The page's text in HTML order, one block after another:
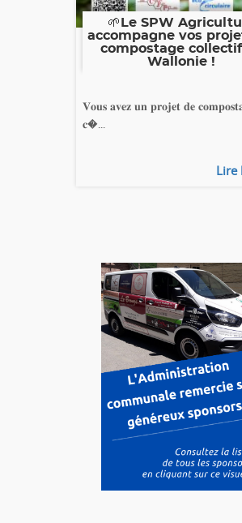
🌱Le SPW
accompagne vos
compostage
Wallonie !
𝐕𝐨𝐮𝐬 𝐚𝐯𝐞𝐳 𝐮𝐧 𝐩𝐫𝐨𝐣𝐞𝐭 𝐝𝐞
𝐜�...
Lire